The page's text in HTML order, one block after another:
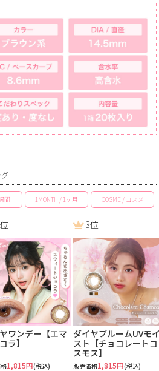
間 1MONTH / 1ヶ月 COSME / コスメ
ワンデー【エマ
ラ】
1,815円(税込)
3位
ダイヤブルームUVモ
スト【チョコレートコ
スモス】
販売価格1,815円(税込)